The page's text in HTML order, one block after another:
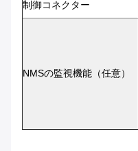
制御コネクター
NMSの監視機能（任意）